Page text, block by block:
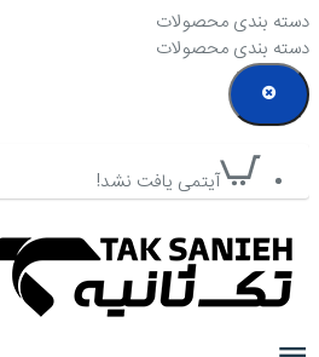
دسته بندی محصولات
دسته بندی محصولات
آیتمی یافت نشد!